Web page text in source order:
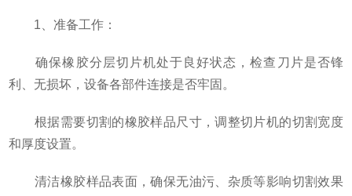
1、准备工作：
确保橡胶分层切片机处于良好状态，检查刀片是否锋
利、无损坏，设备各部件连接是否牢固。
根据需要切割的橡胶样品尺寸，调整切片机的切割宽度
和厚度设置。
清洁橡胶样品表面，确保无油污、杂质等影响切割效果